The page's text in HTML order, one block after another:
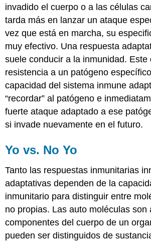
invadido el cuerpo o a las células
tarda más en lanzar un ataque
vez que está en marcha, su
muy efectivo. Una respuesta
suele conducir a la inmunidad. Este
resistencia a un patógeno
capacidad del sistema inmune
“recordar” al patógeno e
fuerte ataque adaptado a ese
si invade nuevamente en el futuro.
Yo vs. No Yo
Tanto las respuestas inmunitarias
adaptativas dependen de la
inmunitario para distinguir entre
no propias. Las auto moléculas son
componentes del cuerpo de un
pueden ser distinguidos de